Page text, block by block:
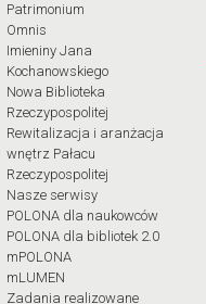
Patrimonium
Omnis
Imieniny Jana
Kochanowskiego
Nowa Biblioteka
Rzeczypospolitej
Rewitalizacja i aranżacja
wnętrz Pałacu
Rzeczypospolitej
Nasze serwisy
POLONA dla naukowców
POLONA dla bibliotek 2.0
mPOLONA
mLUMEN
Zadania realizowane